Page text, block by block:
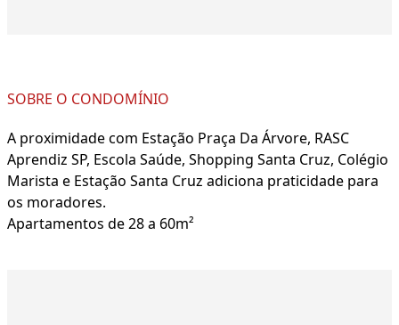
SOBRE O CONDOMÍNIO
A proximidade com Estação Praça Da Árvore, RASC
Aprendiz SP, Escola Saúde, Shopping Santa Cruz, Colégio
Marista e Estação Santa Cruz adiciona praticidade para
os moradores.
Apartamentos de 28 a 60m²